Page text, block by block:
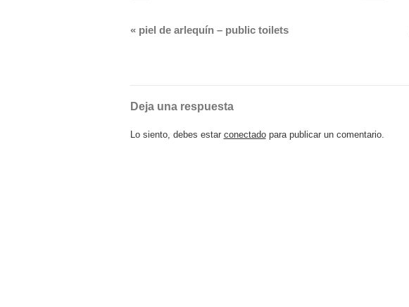
«piel de arlequín – public toilets
Deja una respuesta
Lo siento, debes estar conectadopara publicar un comentario.